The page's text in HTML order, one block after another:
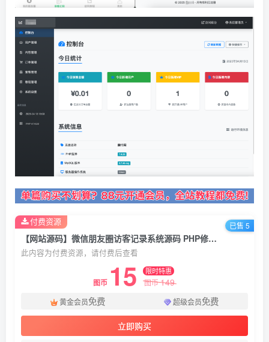
【网站源码】微信朋友圈访客记录系统源码 PHP修复版
此内容为付费资源，请付费后查看
图币 15 限时特惠
图币149
黄金会员免费 超级会员免费
立即购买
付费资源 已售 5